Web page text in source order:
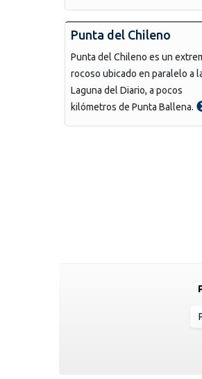
Punta del Chileno
Punta del Chileno es un
rocoso ubicado en paralelo a
Laguna del Diario, a pocos
kilómetros de Punta Ballena.